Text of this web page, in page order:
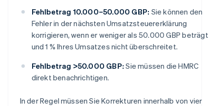
Fehlbetrag 10.000–50.000 GBP: Sie können den
Fehler in der nächsten Umsatzsteuererklärung
korrigieren, wenn er weniger als 50.000 GBP beträgt
und 1 % Ihres Umsatzes nicht überschreitet.
Fehlbetrag >50.000 GBP: Sie müssen die HMRC
direkt benachrichtigen.
In der Regel müssen Sie Korrekturen innerhalb von vier